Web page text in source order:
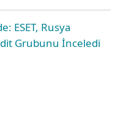
ESET, Rusya
Grubunu İnceledi